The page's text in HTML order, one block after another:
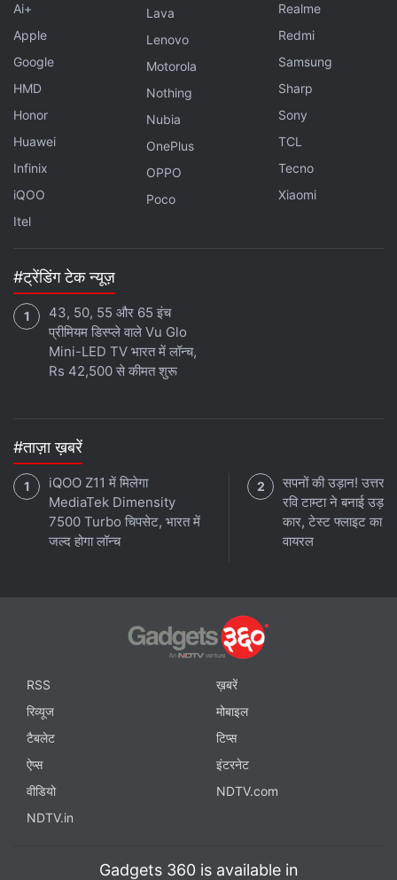
Ai+
Apple
Google
HMD
Honor
Huawei
Infinix
iQOO
Itel
Lava
Lenovo
Motorola
Nothing
Nubia
OnePlus
OPPO
Poco
Realme
Redmi
Samsung
Sharp
Sony
TCL
Tecno
Xiaomi
#ट्रेंडिंग टेक न्यूज़
43, 50, 55 और 65 इंच
प्रीमियम डिस्प्ले वाले Vu Glo
Mini-LED TV भारत में लॉन्च,
Rs 42,500 से कीमत शुरू
#ताज़ा ख़बरें
iQOO Z11 में मिलेगा
MediaTek Dimensity
7500 Turbo चिपसेट, भारत में
जल्द होगा लॉन्च
सपनों की उड़ान!
रवि टाम्टा ने बनाई उड़ने
कार, टेस्ट फ्लाइट का
वायरल
RSS
ख़बरें
रिव्यूज
मोबाइल
टैबलेट
टिप्स
ऐप्स
इंटरनेट
वीडियो
NDTV.com
NDTV.in
Gadgets 360 is available in